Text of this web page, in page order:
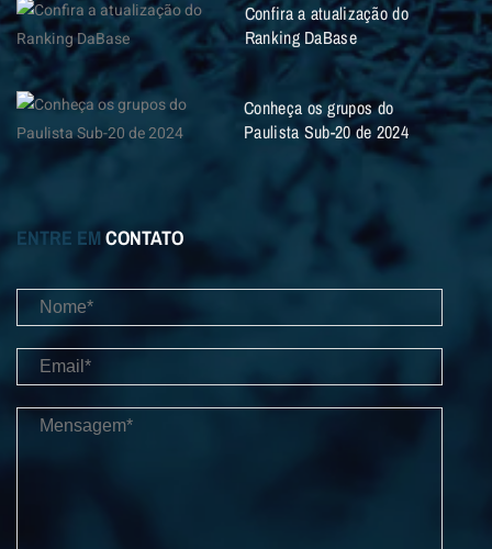
Confira a atualização do
Ranking DaBase
Conheça os grupos do
Paulista Sub-20 de 2024
ENTRE EM CONTATO